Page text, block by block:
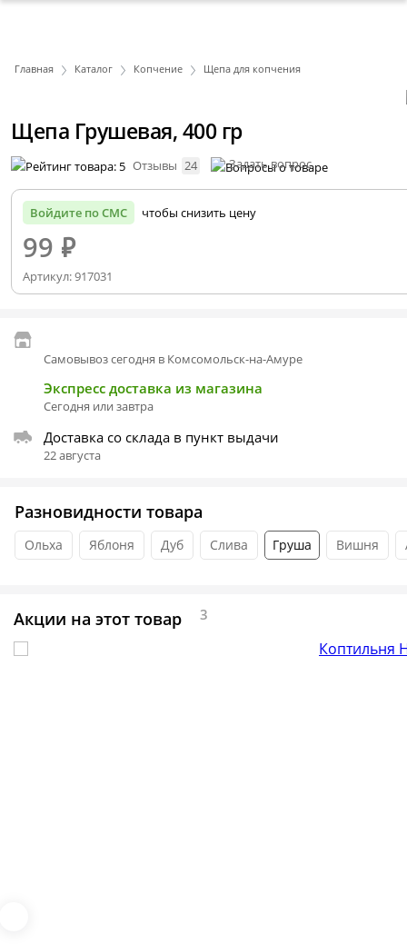
Главная Каталог Копчение Щепа для копчения
Щепа Грушевая, 400 гр
Отзывы 24 Задать вопрос
Войдите по СМС чтобы снизить цену
99 ₽
Артикул:917031
Самовывоз сегодня в Комсомольск-на-Амуре
Экспресс доставка из магазина
Сегодня или завтра
Доставка со склада в пункт выдачи
22 августа
Разновидности товара
Ольха Яблоня Дуб Слива Груша Вишня
Акции на этот товар 3